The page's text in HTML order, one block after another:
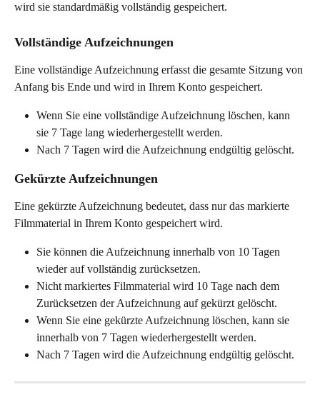
wird sie standardmäßig vollständig gespeichert.
Vollständige Aufzeichnungen
Eine vollständige Aufzeichnung erfasst die gesamte Sitzung von
Anfang bis Ende und wird in Ihrem Konto gespeichert.
Wenn Sie eine vollständige Aufzeichnung löschen, kann
sie 7 Tage lang wiederhergestellt werden.
Nach 7 Tagen wird die Aufzeichnung endgültig gelöscht.
Gekürzte Aufzeichnungen
Eine gekürzte Aufzeichnung bedeutet, dass nur das markierte
Filmmaterial in Ihrem Konto gespeichert wird.
Sie können die Aufzeichnung innerhalb von 10 Tagen
wieder auf vollständig zurücksetzen.
Nicht markiertes Filmmaterial wird 10 Tage nach dem
Zurücksetzen der Aufzeichnung auf gekürzt gelöscht.
Wenn Sie eine gekürzte Aufzeichnung löschen, kann sie
innerhalb von 7 Tagen wiederhergestellt werden.
Nach 7 Tagen wird die Aufzeichnung endgültig gelöscht.